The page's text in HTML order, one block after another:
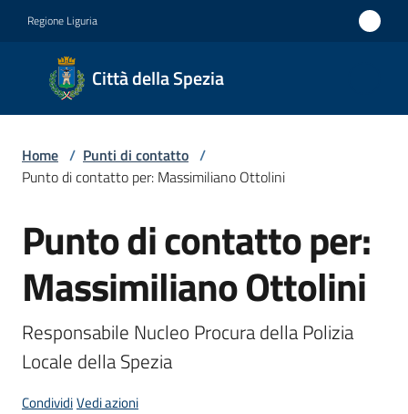
Regione Liguria
Città della Spezia
Città
della
Medaglia
Merito
Civile
Medaglia
d'argento
al Valor
Militare
Home / Punti di contatto /
Punto di contatto per: Massimiliano Ottolini
Salta al contenuto
Punto di contatto per:
Massimiliano Ottolini
Responsabile Nucleo Procura della Polizia
Locale della Spezia
CondividiVedi azioni